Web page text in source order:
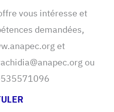
vous intéresse et
demandées,
et
ou